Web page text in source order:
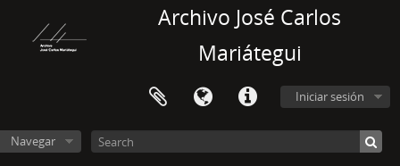
Archivo José Carlos
Mariátegui
Iniciar sesión
Navegar